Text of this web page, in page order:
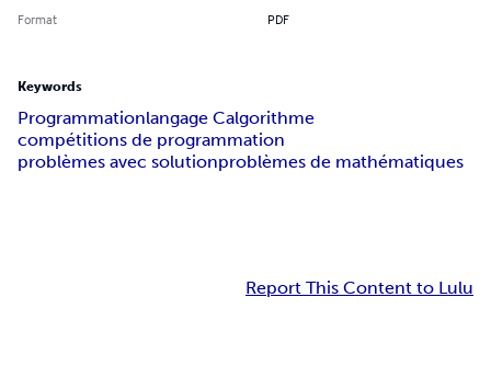
Format PDF
Keywords
Programmationlangage Calgorithme
compétitions de programmation
problèmes avec solutionproblèmes de mathématiques
Report This Content to Lulu